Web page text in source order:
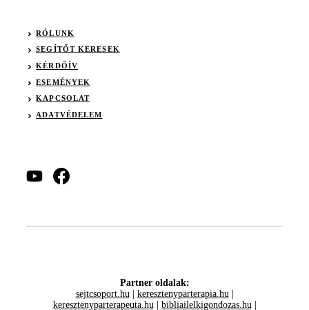
RÓLUNK
SEGÍTŐT KERESEK
KÉRDŐÍV
ESEMÉNYEK
KAPCSOLAT
ADATVÉDELEM
Partner oldalak:
sejtcsoport.hu | keresztenyparterapia.hu |
keresztenyparterapeuta.hu | bibliailelkigondozas.hu |